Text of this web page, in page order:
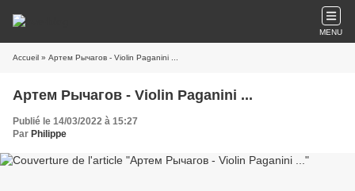
MENU
Accueil » Артем Рычагов - Violin Paganini ...
Артем Рычагов - Violin Paganini ...
Publié le 14/03/2022 à 15:27
Par Philippe